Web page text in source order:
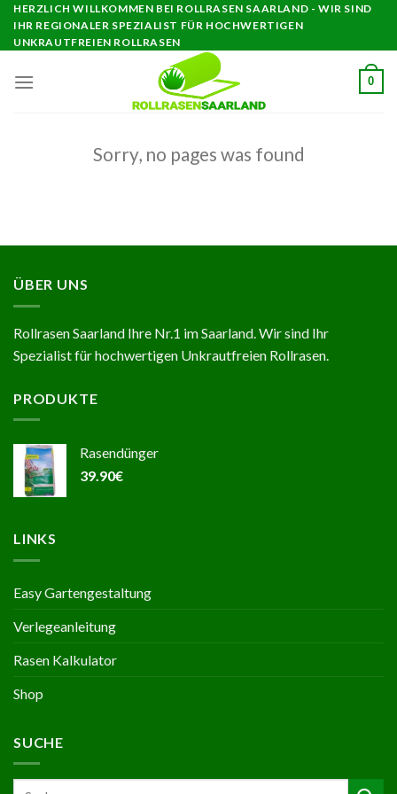
Skip
content
HERZLICH WILLKOMMEN BEI ROLLRASEN SAARLAND - WIR SIND
IHR REGIONALER SPEZIALIST FÜR HOCHWERTIGEN
UNKRAUTFREIEN ROLLRASEN
0
Sorry, no pages was found
ÜBER UNS
Rollrasen Saarland Ihre Nr.1 im Saarland. Wir sind Ihr
Spezialist für hochwertigen Unkrautfreien Rollrasen.
PRODUKTE
Rasendünger
39.90€
LINKS
Easy Gartengestaltung
Verlegeanleitung
Rasen Kalkulator
Shop
SUCHE